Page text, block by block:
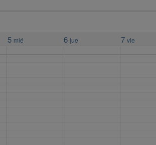
5 mié 6 jue 7 vie